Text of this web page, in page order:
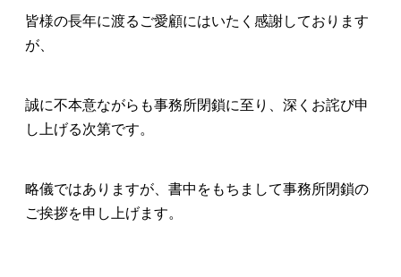
皆様の長年に渡るご愛顧にはいたく感謝しております
が、
誠に不本意ながらも事務所閉鎖に至り、深くお詫び申
し上げる次第です。
略儀ではありますが、書中をもちまして事務所閉鎖の
ご挨拶を申し上げます。